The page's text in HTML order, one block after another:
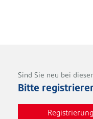
Sind Sie neu bei
Bitte
Registrierung